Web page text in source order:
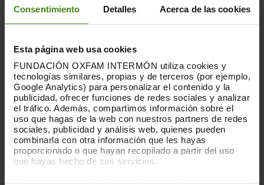
Consentimiento Detalles Acerca de las cookies
Esta página web usa cookies
FUNDACIÓN OXFAM INTERMÓN utiliza cookies y
tecnologías similares, propias y de terceros (por ejemplo,
Google Analytics) para personalizar el contenido y la
publicidad, ofrecer funciones de redes sociales y analizar
el tráfico. Además, compartimos información sobre el
uso que hagas de la web con nuestros partners de redes
sociales, publicidad y análisis web, quienes pueden
combinarla con otra información que les hayas
proporcionado o que hayan recopilado a partir del uso
que hayas hecho de sus servicios.
género
900
organizaciones socias con las que
colaboramos